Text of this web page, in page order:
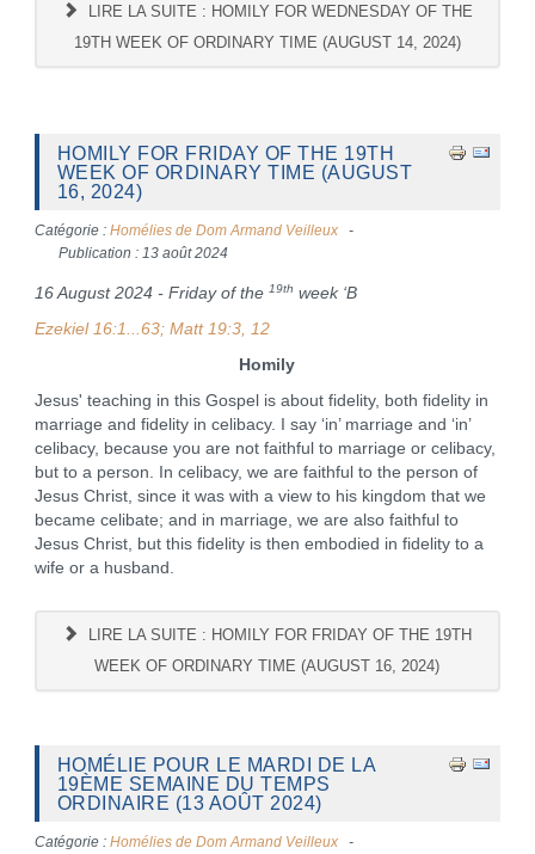
LIRE LA SUITE : HOMILY FOR WEDNESDAY OF THE
19TH WEEK OF ORDINARY TIME (AUGUST 14, 2024)
HOMILY FOR FRIDAY OF THE 19TH
WEEK OF ORDINARY TIME (AUGUST
16, 2024)
Catégorie : Homélies de Dom Armand Veilleux
Publication : 13 août 2024
16 August 2024 - Friday of the 19th week ‘B
Ezekiel 16:1...63; Matt 19:3, 12
Homily
Jesus' teaching in this Gospel is about fidelity, both fidelity in
marriage and fidelity in celibacy. I say ‘in’ marriage and ‘in’
celibacy, because you are not faithful to marriage or celibacy,
but to a person. In celibacy, we are faithful to the person of
Jesus Christ, since it was with a view to his kingdom that we
became celibate; and in marriage, we are also faithful to
Jesus Christ, but this fidelity is then embodied in fidelity to a
wife or a husband.
LIRE LA SUITE : HOMILY FOR FRIDAY OF THE 19TH
WEEK OF ORDINARY TIME (AUGUST 16, 2024)
HOMÉLIE POUR LE MARDI DE LA
19ÈME SEMAINE DU TEMPS
ORDINAIRE (13 AOÛT 2024)
Catégorie : Homélies de Dom Armand Veilleux